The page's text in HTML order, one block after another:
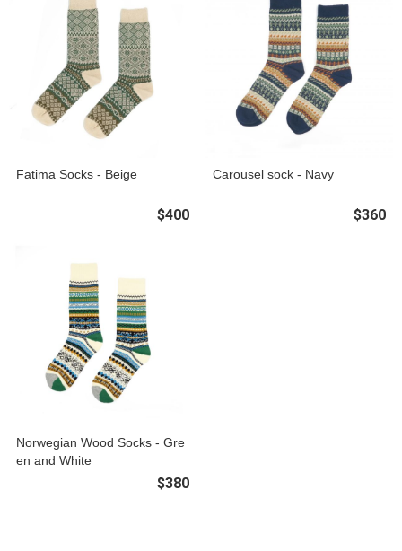
Fatima Socks - Beige
$400
Carousel sock - Navy
$360
Norwegian Wood Socks - Gre
en and White
$380